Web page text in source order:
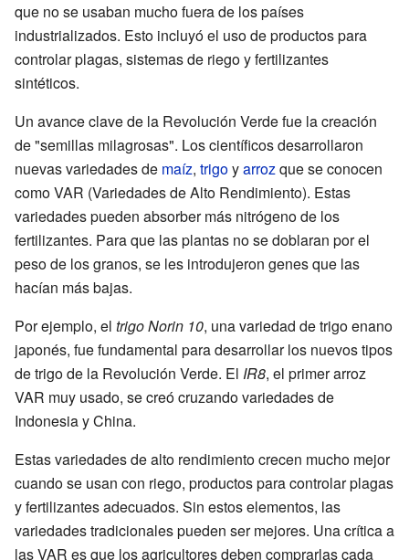
que no se usaban mucho fuera de los países
industrializados. Esto incluyó el uso de productos para
controlar plagas, sistemas de riego y fertilizantes
sintéticos.
Un avance clave de la Revolución Verde fue la creación
de "semillas milagrosas". Los científicos desarrollaron
nuevas variedades de maíz, trigoyarrozque se conocen
como VAR (Variedades de Alto Rendimiento). Estas
variedades pueden absorber más nitrógeno de los
fertilizantes. Para que las plantas no se doblaran por el
peso de los granos, se les introdujeron genes que las
hacían más bajas.
Por ejemplo, el trigo Norin 10, una variedad de trigo enano
japonés, fue fundamental para desarrollar los nuevos tipos
de trigo de la Revolución Verde. El IR8, el primer arroz
VAR muy usado, se creó cruzando variedades de
Indonesia y China.
Estas variedades de alto rendimiento crecen mucho mejor
cuando se usan con riego, productos para controlar plagas
y fertilizantes adecuados. Sin estos elementos, las
variedades tradicionales pueden ser mejores. Una crítica a
las VAR es que los agricultores deben comprarlas cada